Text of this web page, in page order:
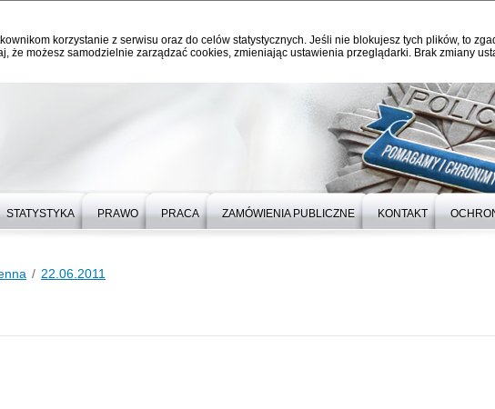
korzystanie z serwisu oraz do celów statystycznych. Jeśli nie blokujesz tych plików, to
że możesz samodzielnie zarządzać cookies, zmieniając ustawienia przeglądarki. Brak zmiany
STATYSTYKA PRAWO PRACA ZAMÓWIENIA PUBLICZNE KONTAKT
22.06.2011